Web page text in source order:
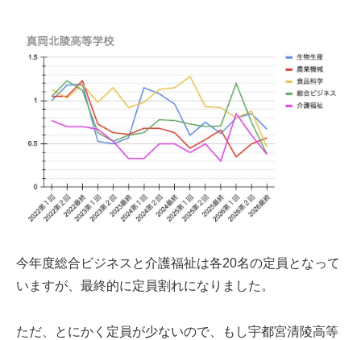
今年度総合ビジネスと介護福祉は各20名の定員となって
いますが、最終的に定員割れになりました。
ただ、とにかく定員が少ないので、もし宇都宮清陵高等